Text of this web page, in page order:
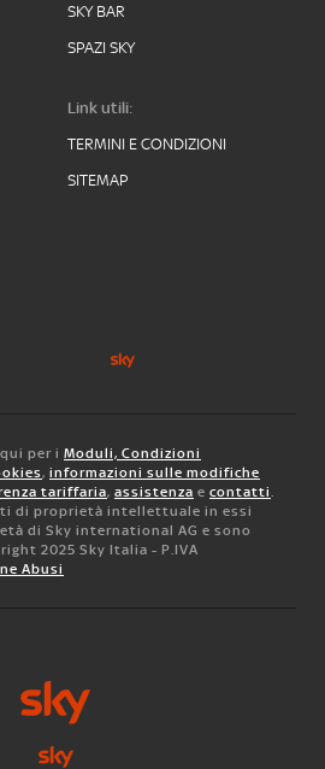
SKY BAR
SPAZI SKY
Link utili:
TERMINI E CONDIZIONI
SITEMAP
per i Moduli, Condizioni
, informazioni sulle modifiche
tariffaria, assistenza e contatti.
di proprietà intellettuale in essi
di Sky international AG e sono
2025 Sky Italia - P.IVA
Abusi